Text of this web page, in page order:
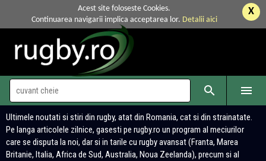
X
Acest site foloseste Cookies.
Continuarea navigarii implica acceptarea lor. Detalii aici
 
Ultimele noutati si stiri din rugby, atat din Romania, cat si din strainatate.
Pe langa articolele zilnice, gasesti pe rugby.ro un program al meciurilor
care se disputa la noi, dar si in tarile cu rugby avansat (Franta, Marea
Britanie, Italia, Africa de Sud, Australia, Noua Zeelanda), precum si al